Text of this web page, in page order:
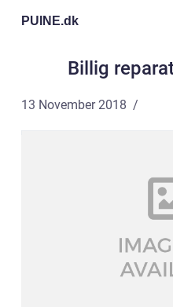
PUINE.dk
Billig
13 November 2018